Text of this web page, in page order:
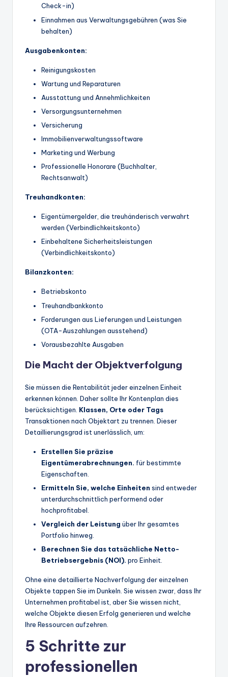
Check-in)
Einnahmen aus Verwaltungsgebühren (was Sie
behalten)
Ausgabenkonten:
Reinigungskosten
Wartung und Reparaturen
Ausstattung und Annehmlichkeiten
Versorgungsunternehmen
Versicherung
Immobilienverwaltungssoftware
Marketing und Werbung
Professionelle Honorare (Buchhalter,
Rechtsanwalt)
Treuhandkonten:
Eigentümergelder, die treuhänderisch verwahrt
werden (Verbindlichkeitskonto)
Einbehaltene Sicherheitsleistungen
(Verbindlichkeitskonto)
Bilanzkonten:
Betriebskonto
Treuhandbankkonto
Forderungen aus Lieferungen und Leistungen
(OTA-Auszahlungen ausstehend)
Vorausbezahlte Ausgaben
Die Macht der Objektverfolgung
Sie müssen die Rentabilität jeder einzelnen Einheit
erkennen können. Daher sollte Ihr Kontenplan dies
berücksichtigen. Klassen, Orte oder Tags
Transaktionen nach Objektart zu trennen. Dieser
Detaillierungsgrad ist unerlässlich, um:
Erstellen Sie präzise
Eigentümerabrechnungen. für bestimmte
Eigenschaften.
Ermitteln Sie, welche Einheiten sind entweder
unterdurchschnittlich performend oder
hochprofitabel.
Vergleich der Leistung über Ihr gesamtes
Portfolio hinweg.
Berechnen Sie das tatsächliche Netto-
Betriebsergebnis (NOI). pro Einheit.
Ohne eine detaillierte Nachverfolgung der einzelnen
Objekte tappen Sie im Dunkeln. Sie wissen zwar, dass Ihr
Unternehmen profitabel ist, aber Sie wissen nicht,
welche Objekte diesen Erfolg generieren und welche
Ihre Ressourcen aufzehren.
5 Schritte zur
professionellen